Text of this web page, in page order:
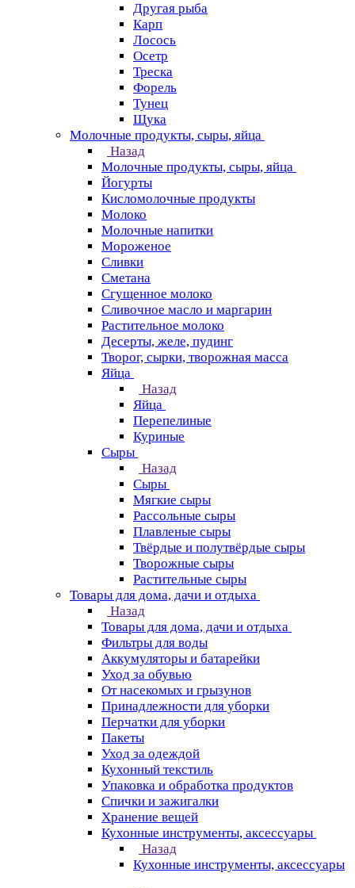
Другая рыба
Карп
Лосось
Осетр
Треска
Форель
Тунец
Щука
Молочные продукты, сыры, яйца
Назад
Молочные продукты, сыры, яйца
Йогурты
Кисломолочные продукты
Молоко
Молочные напитки
Мороженое
Сливки
Сметана
Сгущенное молоко
Сливочное масло и маргарин
Растительное молоко
Десерты, желе, пудинг
Творог, сырки, творожная масса
Яйца
Назад
Яйца
Перепелиные
Куриные
Сыры
Назад
Сыры
Мягкие сыры
Рассольные сыры
Плавленые сыры
Твёрдые и полутвёрдые сыры
Творожные сыры
Растительные сыры
Товары для дома, дачи и отдыха
Назад
Товары для дома, дачи и отдыха
Фильтры для воды
Аккумуляторы и батарейки
Уход за обувью
От насекомых и грызунов
Принадлежности для уборки
Перчатки для уборки
Пакеты
Уход за одеждой
Кухонный текстиль
Упаковка и обработка продуктов
Спички и зажигалки
Хранение вещей
Кухонные инструменты, аксессуары
Назад
Кухонные инструменты, аксессуары